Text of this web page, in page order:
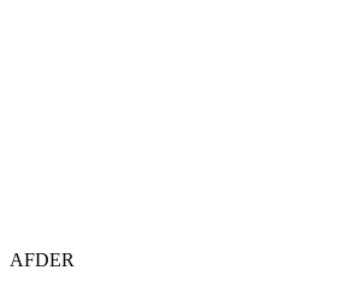
AFDER